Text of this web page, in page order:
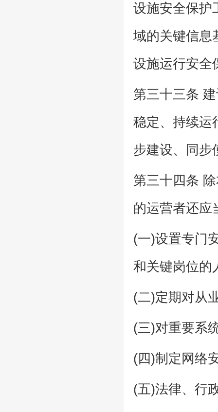
设施安全保护
域的关键信息
设施运行安全
第三十三条
稳定、持续运
步建设、同步
第三十四条
的运营者还应
(一)设置专门
和关键岗位的
(二)定期对从
(三)对重要系
(四)制定网络
(五)法律、行